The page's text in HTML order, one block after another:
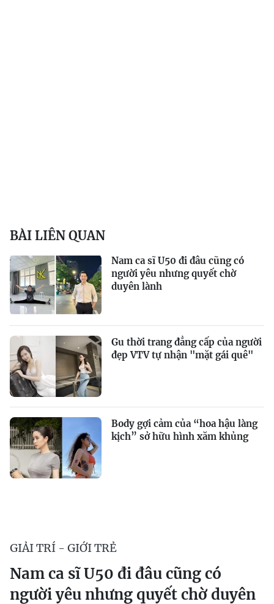
BÀI LIÊN QUAN
Nam ca sĩ U50 đi đâu cũng có
người yêu nhưng quyết chờ
duyên lành
Gu thời trang đẳng cấp của người
đẹp VTV tự nhận "mặt gái quê"
Body gợi cảm của “hoa hậu làng
kịch” sở hữu hình xăm khủng
GIẢI TRÍ - GIỚI TRẺ
Nam ca sĩ U50 đi đâu cũng có
người yêu nhưng quyết chờ duyên